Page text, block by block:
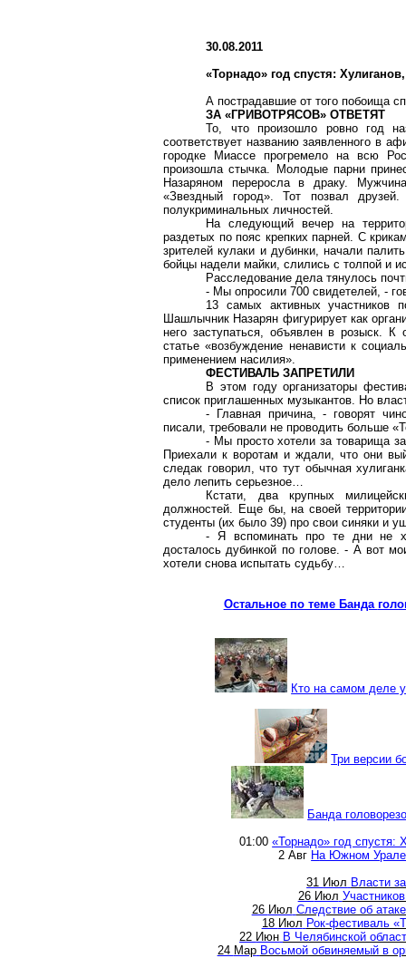
30.08.2011
«Торнадо» год спустя:
А пострадавшие от того побоища
ЗА «ГРИВОТРЯСОВ» ОТВЕТЯТ
То, что произошло ровно год
соответствует названию заявленного в
городке Миассе прогремело на всю
произошла стычка. Молодые парни
Назаряном переросла в драку.
«Звездный город». Тот позвал
полукриминальных личностей.
На следующий вечер на
раздетых по пояс крепких парней. С
зрителей кулаки и дубинки, начали
бойцы надели майки, слились с толпой и
Расследование дела тянулось
- Мы опросили 700 свидетелей, -
13 самых активных участников
Шашлычник Назарян фигурирует как
него заступаться, объявлен в розыск.
К
статье «возбуждение ненависти к
применением насилия».
ФЕСТИВАЛЬ ЗАПРЕТИЛИ
В этом году организаторы
список приглашенных музыкантов. Но
- Главная причина, - говорят
писали, требовали не проводить больше
- Мы просто хотели за товарища
Приехали к воротам и ждали, что они
следак говорил, что тут обычная
дело лепить серьезное…
Кстати, два крупных
должностей. Еще бы, на своей
студенты (их было 39) про свои синяки и
- Я вспоминать про те дни не
досталось дубинкой по голове. - А вот
хотели снова испытать судьбу…
Остальное по теме Банда
Кто на самом деле
Три версии
Банда
01:00«Торнадо» год спустя:
2Авг На Южном Урале
31 Июл Власти
26 Июл
26 Июл Следствие об
18 Июл Рок-фестиваль
22 Июн В Челябинской
24 Мар Восьмой обвиняемый в